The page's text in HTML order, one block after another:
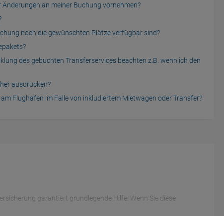
Änderungen an meiner Buchung vornehmen?
noch die gewünschten Plätze verfügbar sind?
des gebuchten Transferservices beachten z.B. wenn ich den
ausdrucken?
Flughafen im Falle von inkludiertem Mietwagen oder Transfer?
garantiert grundlegende Hilfe. Wenn Sie diese